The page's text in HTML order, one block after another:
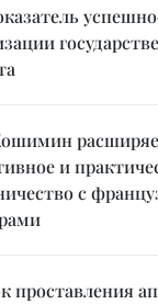
и
с
проставления